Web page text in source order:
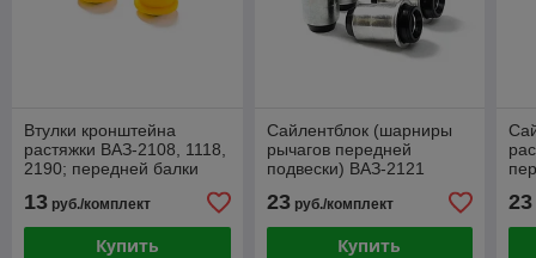
Втулки кронштейна
растяжки ВАЗ-2108, 1118,
2190; передней балки
13 руб./комплект
Купить
Сайлентблок (шарниры
рычагов передней
подвески) ВАЗ-2121
23руб./комплект
Купить
23